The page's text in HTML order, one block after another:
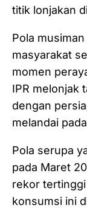
titik lonjakan
Pola
masyarakat
momen
IPR melonjak
dengan
melandai
Pola serupa
pada Maret
rekor tertinggi
konsumsi ini